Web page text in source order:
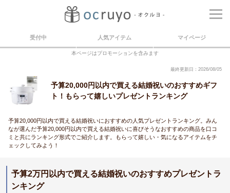
受付中 人気アイテム マイページ
本ページはプロモーションを含みます
最終更新日：2026/08/05
予算20,000円以内で買える結婚祝いのおすすめギフ
ト！もらって嬉しいプレゼントランキング
予算20,000円以内で買える結婚祝いにおすすめの人気プレゼントランキング。みん
なが選んだ予算20,000円以内で買える結婚祝いに喜びそうなおすすめの商品を口コ
ミと共にランキング形式でご紹介します。もらって嬉しい・気になるアイテムをチ
ェックしてみよう！
予算2万円以内で買える結婚祝いのおすすめプレゼントラ
ンキング